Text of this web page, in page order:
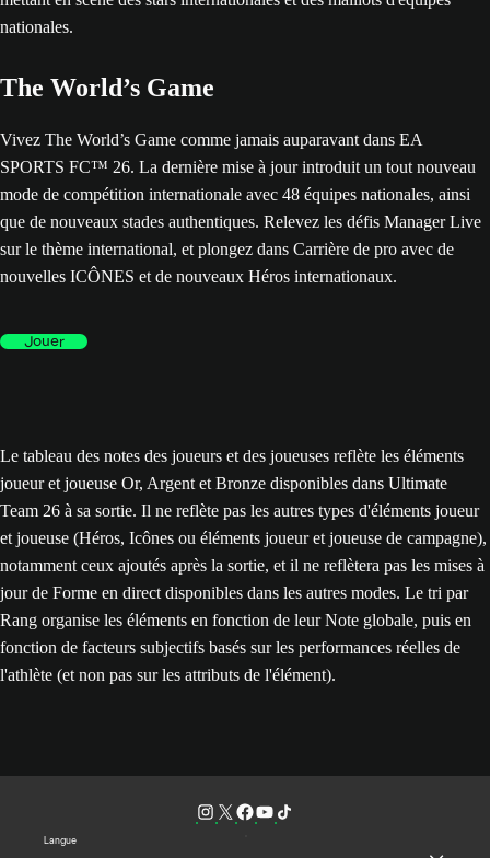
The World’s Game
Vivez The World’s Game comme jamais auparavant dans EA
SPORTS FC™ 26. La dernière mise à jour introduit un tout nouveau
mode de compétition internationale avec 48 équipes nationales, ainsi
que de nouveaux stades authentiques. Relevez les défis Manager Live
sur le thème international, et plongez dans Carrière de pro avec de
nouvelles ICÔNES et de nouveaux Héros internationaux.
Jouer
Le tableau des notes des joueurs et des joueuses reflète les éléments
joueur et joueuse Or, Argent et Bronze disponibles dans Ultimate
Team 26 à sa sortie. Il ne reflète pas les autres types d'éléments joueur
et joueuse (Héros, Icônes ou éléments joueur et joueuse de campagne),
notamment ceux ajoutés après la sortie, et il ne reflètera pas les mises à
jour de Forme en direct disponibles dans les autres modes. Le tri par
Rang organise les éléments en fonction de leur Note globale, puis en
fonction de facteurs subjectifs basés sur les performances réelles de
l'athlète (et non pas sur les attributs de l'élément).
Langue